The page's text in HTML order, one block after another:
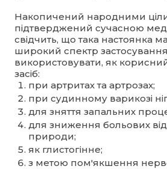
Накопичений народними
підтверджений сучасною
свідчить, що така настоянка
широкий спектр
використовувати, як
засіб:
при артритах та артрозах;
при судинному варикозі
для зняття запальних
для зниження больових
природи;
як глистогінне;
з метою пом'якшення